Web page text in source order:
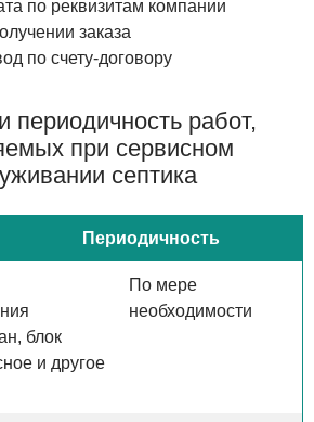
по реквизитам компании
заказа
по счету-договору
периодичность работ,
при сервисном
септика
Периодичность
блок
и другое
По мере
необходимости